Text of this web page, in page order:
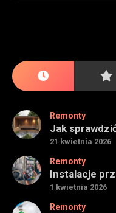
Remonty
21 kwietnia 2026
Remonty
1 kwietnia 2026
Remonty